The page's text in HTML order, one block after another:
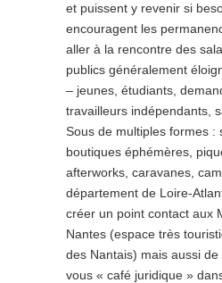
et puissent y revenir si
encouragent les
aller à la rencontre des
publics généralement
– jeunes, étudiants,
travailleurs indépendants,
Sous de multiples formes :
boutiques éphémères,
afterworks, caravanes,
département de Loire-
créer un point contact aux
Nantes (espace très
des Nantais) mais aussi
vous « café juridique »